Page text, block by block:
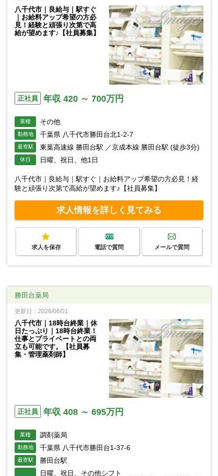
八千代市｜良給与｜駅すぐ
｜お給料アップ希望の方必
見！経験と頑張り次第で高
給が望めます♪【社員募集】
正社員 年収 420 ～ 700万円
業種 その他
勤務地 千葉県 八千代市勝田台北1-2-7
最寄駅 東葉高速線 勝田台駅 ／京成本線 勝田台駅 (徒歩3分)
休日 日曜、祝日、他1日
八千代市｜良給与｜駅すぐ｜お給料アップ希望の方必見！経
験と頑張り次第で高給が望めます♪【社員募集】
求人情報を詳しく見てみる
求人を保存 電話で質問 メールで質問
勝田台薬局
更新日：2026/06/01
八千代市｜18時台終業｜休
日たっぷり｜18時台終業！
仕事とプライベートとの両
立も可能です。【社員募
集・管理薬剤師】
正社員 年収 408 ～ 695万円
業種 調剤薬局
勤務地 千葉県 八千代市勝田台1-37-6
最寄駅 勝田台駅
日曜、祝日、その他シフト